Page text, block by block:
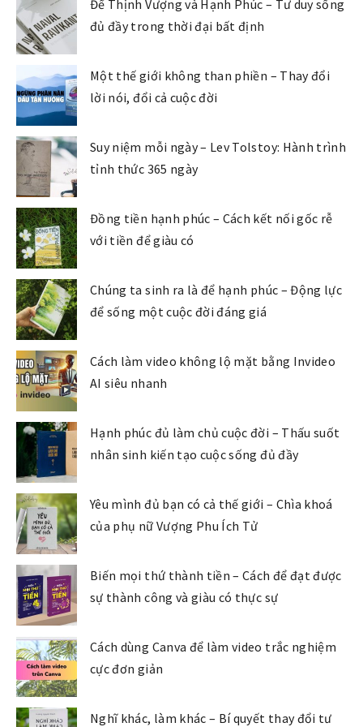
Để Thịnh Vượng và Hạnh Phúc – Tư duy sống
đủ đầy trong thời đại bất định
Một thế giới không than phiền – Thay đổi
lời nói, đổi cả cuộc đời
Suy niệm mỗi ngày – Lev Tolstoy: Hành trình
tỉnh thức 365 ngày
Đồng tiền hạnh phúc – Cách kết nối gốc rễ
với tiền để giàu có
Chúng ta sinh ra là để hạnh phúc – Động lực
để sống một cuộc đời đáng giá
Cách làm video không lộ mặt bằng Invideo
AI siêu nhanh
Hạnh phúc đủ làm chủ cuộc đời – Thấu suốt
nhân sinh kiến tạo cuộc sống đủ đầy
Yêu mình đủ bạn có cả thế giới – Chìa khoá
của phụ nữ Vượng Phu Ích Tử
Biến mọi thứ thành tiền – Cách để đạt được
sự thành công và giàu có thực sự
Cách dùng Canva để làm video trắc nghiệm
cực đơn giản
Nghĩ khác, làm khác – Bí quyết thay đổi tư